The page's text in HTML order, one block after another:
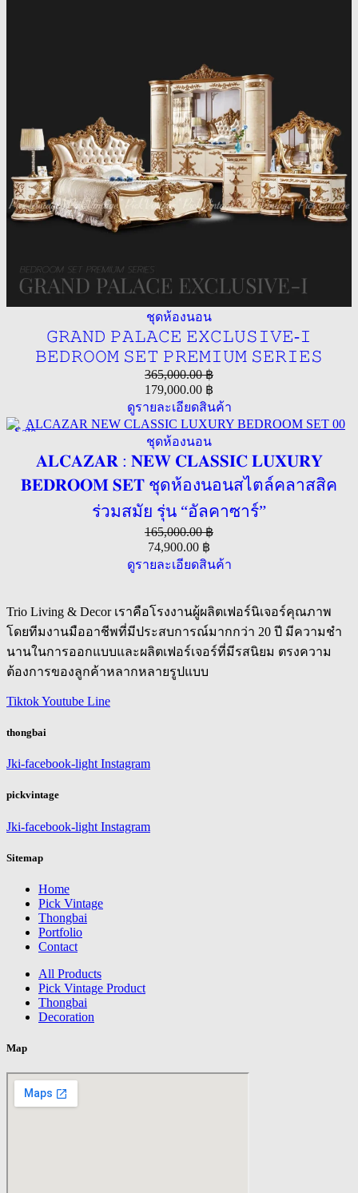
ชุดห้องนอน
𝙶𝚁𝙰𝙽𝙳 𝙿𝙰𝙻𝙰𝙲𝙴 𝙴𝚇𝙲𝙻𝚄𝚂𝙸𝚅𝙴-𝙸
𝙱𝙴𝙳𝚁𝙾𝙾𝙼 𝚂𝙴𝚃 𝙿𝚁𝙴𝙼𝙸𝚄𝙼 𝚂𝙴𝚁𝙸𝙴𝚂
365,000.00฿
179,000.00 ฿
ดูรายละเอียดสินค้า
Sale
ชุดห้องนอน
𝐀𝐋𝐂𝐀𝐙𝐀𝐑 : 𝐍𝐄𝐖 𝐂𝐋𝐀𝐒𝐒𝐈𝐂 𝐋𝐔𝐗𝐔𝐑𝐘
𝐁𝐄𝐃𝐑𝐎𝐎𝐌 𝐒𝐄𝐓 ชุดห้องนอนสไตล์คลาสสิค
ร่วมสมัย รุ่น “อัลคาซาร์”
165,000.00฿
74,900.00 ฿
ดูรายละเอียดสินค้า
Trio Living & Decor เราคือโรงงานผู้ผลิตเฟอร์นิเจอร์คุณภาพ
โดยทีมงานมืออาชีพที่มีประสบการณ์มากกว่า 20 ปี มีความชำ
นานในการออกแบบและผลิตเฟอร์เจอร์ที่มีรสนิยม ตรงความ
ต้องการของลูกค้าหลากหลายรูปแบบ
TiktokYoutube Line
thongbai
Jki-facebook-light Instagram
pickvintage
Jki-facebook-light Instagram
Sitemap
Home
Pick Vintage
Thongbai
Portfolio
Contact
All Products
Pick Vintage Product
Thongbai
Decoration
Map